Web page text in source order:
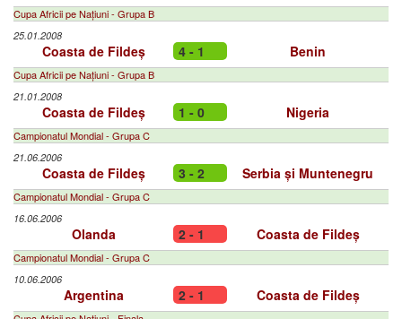
Cupa Africii pe Națiuni - Grupa B
25.01.2008
Coasta de Fildeș 4 - 1 Benin
Cupa Africii pe Națiuni - Grupa B
21.01.2008
Coasta de Fildeș 1 - 0 Nigeria
Campionatul Mondial - Grupa C
21.06.2006
Coasta de Fildeș 3 - 2 Serbia și Muntenegru
Campionatul Mondial - Grupa C
16.06.2006
Olanda 2 - 1 Coasta de Fildeș
Campionatul Mondial - Grupa C
10.06.2006
Argentina 2 - 1 Coasta de Fildeș